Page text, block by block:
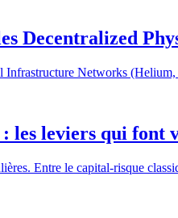
Decentralized
Networks
les leviers qui font
Entre le capital-risque